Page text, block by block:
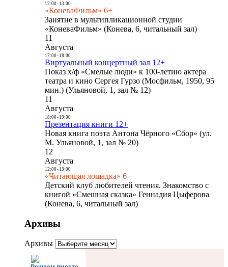
12:00- 13:00
«КоневаФильм» 6+
Занятие в мультипликационной студии
«КоневаФильм» (Конева, 6, читальный зал)
11
Августа
17:00- 18:00
Виртуальный концертный зал 12+
Показ х/ф «Смелые люди» к 100-летию актера
театра и кино Сергея Гурзо (Мосфильм, 1950, 95
мин.) (Ульяновой, 1, зал № 12)
11
Августа
18:00- 19:00
Презентация книги 12+
Новая книга поэта Антона Чёрного «Сбор» (ул.
М. Ульяновой, 1, зал № 20)
12
Августа
12:00- 13:00
«Читающая лошадка» 6+
Детский клуб любителей чтения. Знакомство с
книгой «Смешная сказка» Геннадия Цыферова
(Конева, 6, читальный зал)
Архивы
Архивы